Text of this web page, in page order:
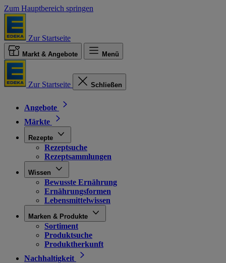
Zum Hauptbereich springen
Zur Startseite
Markt & Angebote Menü
Zur Startseite Schließen
Angebote
Märkte
Rezepte
Rezeptsuche
Rezeptsammlungen
Wissen
Bewusste Ernährung
Ernährungsformen
Lebensmittelwissen
Marken & Produkte
Sortiment
Produktsuche
Produktherkunft
Nachhaltigkeit